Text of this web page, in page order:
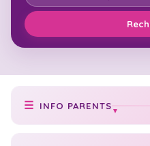
INFO PARENTS
Prise de poids idéale